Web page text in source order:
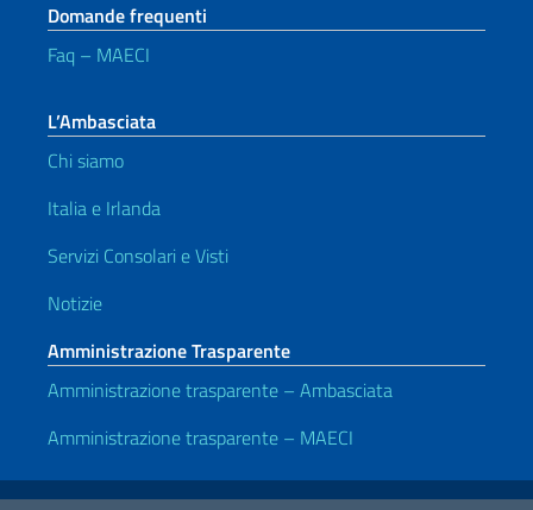
Domande frequenti
Faq – MAECI
L’Ambasciata
Chi siamo
Italia e Irlanda
Servizi Consolari e Visti
Notizie
Amministrazione Trasparente
Amministrazione trasparente – Ambasciata
Amministrazione trasparente – MAECI
Link Utili